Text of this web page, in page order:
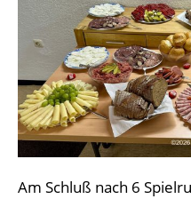
Am Schluß nach 6